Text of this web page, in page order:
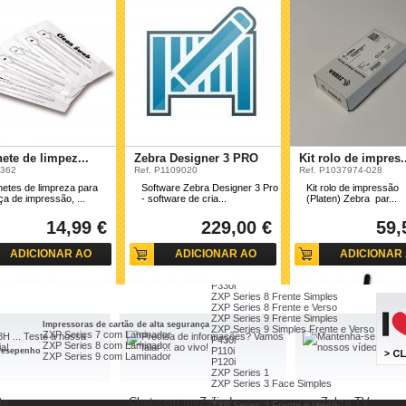
4800
5095
Plus 5100
Lock
Fitas á cores
Fitas cera azul 5319
Fitas cera ouro 5319
Fitas cera vermelha 5319
Fitas resina branca 5100
Fitas em cartucho
Cartucho para ZD420
Cartucho para P4T e RP4T
Enterprise
Kits
Plus
impressoras
(Platen)
Serviços ZebraCare
ZebraCare PAX e 600dpi
ZebraCare Xi4, 105, R110
ZebraCare ZM e RZ
ZebraCare S4M
ZebraCare Secretária
ZebraCare Portátil
Fontes de alimentação, carregadores e baterias
Fontes de alimentação
Carregadores
Impressoras de cartão de alta segurança
ZXP Series 7 com Laminador
ZXP Series 8 com Laminador
ZXP Series 9 com Laminador
Impressoras cartões paradas
P330i
ZXP Series 8 Frente Simples
ZXP Series 8 Frente e Verso
ZXP Series 9 Frente Simples
ZXP Series 9 Simples Frente e Verso
P430i
P110i
P120i
ZXP Series 1
ZXP Series 3 Face Simples
de limpez...
de limpreza para
de impressão, ...
14,99 €
ADICIONAR AO
Zebra Designer 3 PRO
Ref. P1109020
Software Zebra Designer 3 Pro
- software de cria...
229,00 €
ADICIONAR AO
Kit rolo de
Ref. P1037974-028
Kit rolo de impressão
(Platen) Zebra par...
ADICIONAR
CARRINHO
Chat com myZebra! myZebra TV